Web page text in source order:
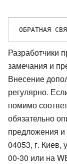
Разработчики
замечания и
Внесение
регулярно.
помимо
обязательно
предложения
04053, г. Киев,
00-30 или на